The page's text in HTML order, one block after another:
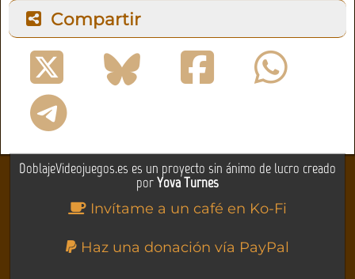
Compartir
DoblajeVideojuegos.es es un proyecto sin ánimo de lucro creado
porYova Turnes
Invítame a un café en Ko-Fi
Haz una donación vía PayPal